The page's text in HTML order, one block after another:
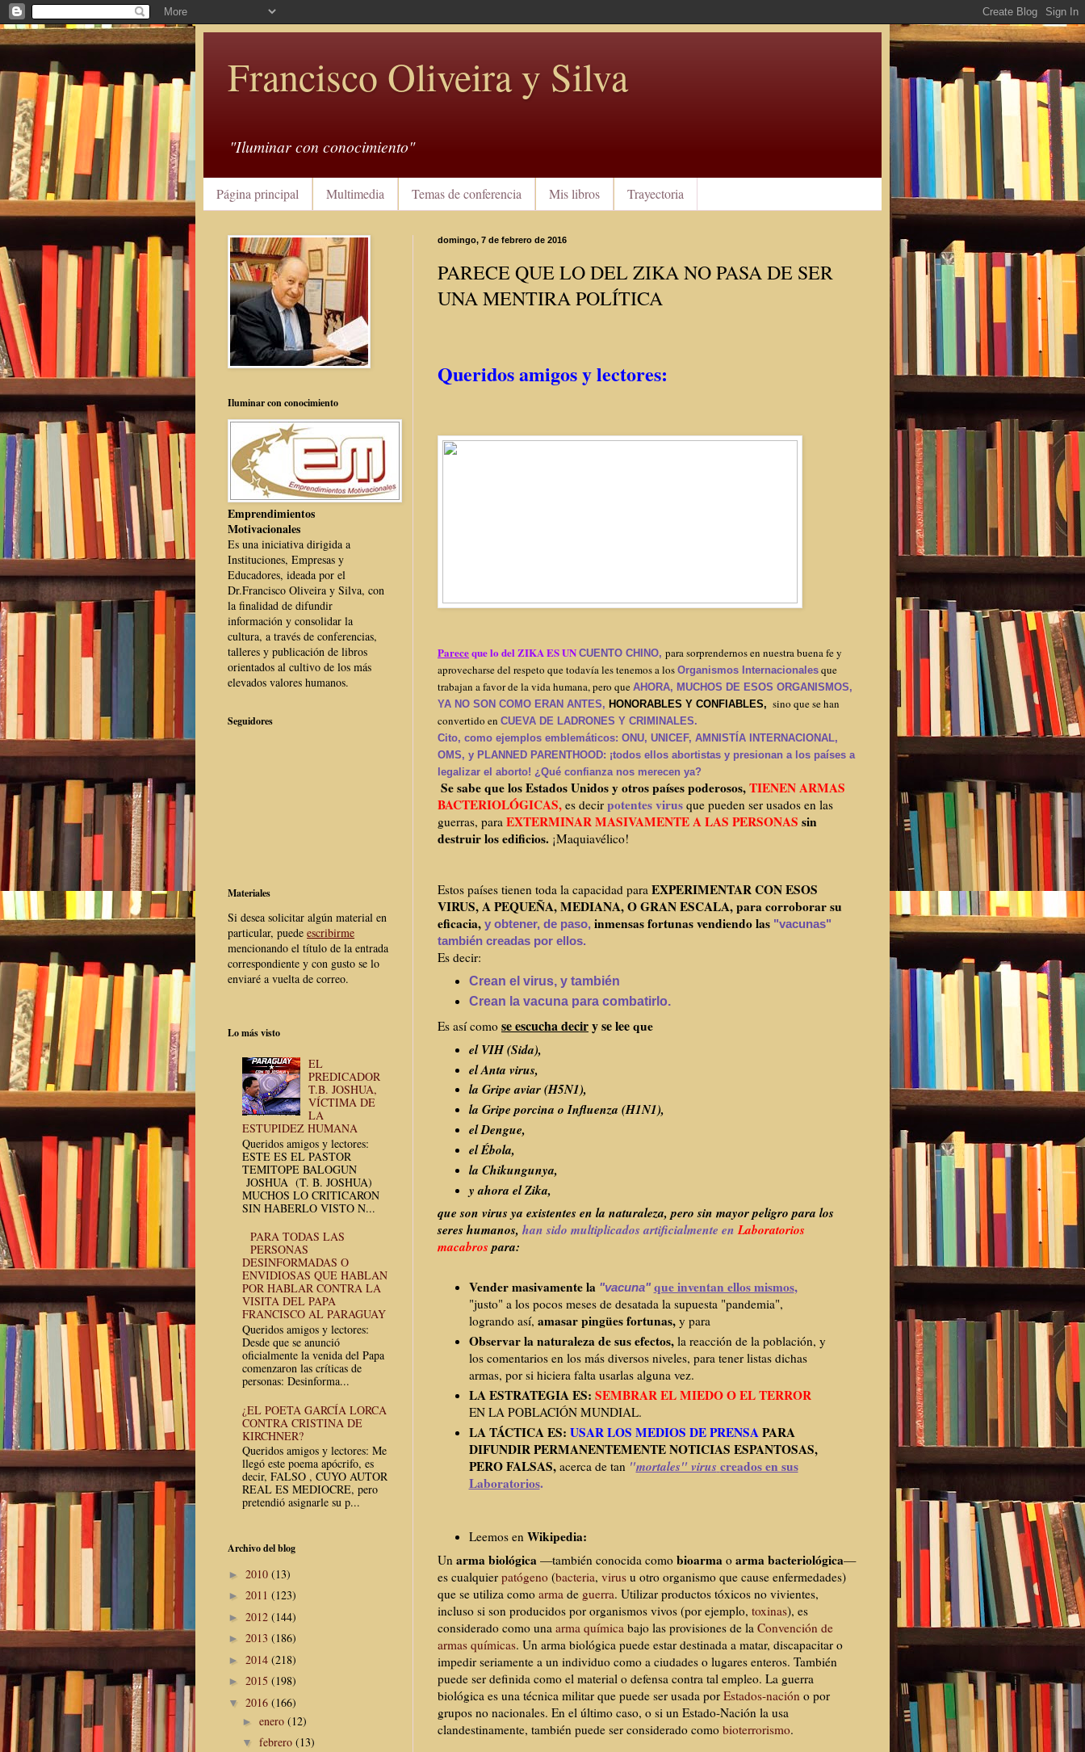
Francisco Oliveira y Silva
"Iluminar con conocimiento"
Página principal Multimedia Temas de conferencia Mis libros Trayectoria
domingo, 7 de febrero de 2016
PARECE QUE LO DEL ZIKA NO PASA DE SER
UNA MENTIRA POLÍTICA
Queridos amigos y lectores:
Pareceque lo del ZIKAES UN CUENTO CHINO, para sorprendernos en nuestra buena fe y
aprovecharse del respeto que todavía les tenemos a los Organismos Internacionales que
trabajan a favor de la vida humana, pero que AHORA, MUCHOS DE ESOS ORGANISMOS,
YA NO SON COMO ERAN ANTES, HONORABLES Y CONFIABLES, sino que se han
convertido en CUEVA DE LADRONES Y CRIMINALES.
Cito, como ejemplos emblemáticos: ONU, UNICEF, AMNISTÍA INTERNACIONAL,
OMS, y PLANNED PARENTHOOD: ¡todos ellos abortistas y presionan a los países a
legalizar el aborto! ¿Qué confianza nos merecen ya?
Se sabe que los Estados Unidos y otros países poderosos,TIENEN ARMAS
BACTERIOLÓGICAS, es decir potentes virus que pueden ser usados en las
guerras, para EXTERMINAR MASIVAMENTE A LAS PERSONAS sin
destruir los edificios. ¡Maquiavélico!
Estos países tienen toda la capacidad para EXPERIMENTAR CON ESOS
VIRUS, A PEQUEÑA, MEDIANA, O GRAN ESCALA, para corroborar su
eficacia, y obtener, de paso, inmensas fortunas vendiendo las "vacunas"
también creadas por ellos.
Es decir:
Crean el virus, y también
Crean la vacuna para combatirlo.
Es así como se escucha deciry se leeque
el VIH (Sida),
el Anta virus,
la Gripe aviar (H5N1),
la Gripe porcina o Influenza (H1N1),
el Dengue,
el Ébola,
la Chikungunya,
y ahora el Zika,
que son virus ya existentes en la naturaleza, pero sin mayor peligro para los
seres humanos, han sido multiplicados artificialmente enLaboratorios
macabrospara:
Vender masivamente la "vacuna" que inventan ellos mismos,
"justo" a los pocos meses de desatada la supuesta "pandemia",
logrando así, amasar pingües fortunas,y para
Observar la naturaleza de sus efectos, la reacción de la población, y
los comentarios en los más diversos niveles, para tener listas dichas
armas, por si hiciera falta usarlas alguna vez.
LA ESTRATEGIA ES: SEMBRAR EL MIEDO O EL TERROR
EN LA POBLACIÓN MUNDIAL.
LA TÁCTICA ES: USAR LOS MEDIOS DE PRENSA PARA
DIFUNDIR PERMANENTEMENTE NOTICIAS ESPANTOSAS,
PERO FALSAS,acerca de tan "mortales" virus creados en sus
Laboratorios.
Leemos en Wikipedia:
Un arma biológica —también conocida como bioarma o arma bacteriológica—
es cualquier patógeno (bacteria, virus u otro organismo que cause enfermedades)
que se utiliza como arma de guerra. Utilizar productos tóxicos no vivientes,
incluso si son producidos por organismos vivos (por ejemplo, toxinas), es
considerado como una arma química bajo las provisiones de la Convención de
armas químicas. Un arma biológica puede estar destinada a matar, discapacitar o
impedir seriamente a un individuo como a ciudades o lugares enteros. También
puede ser definida como el material o defensa contra tal empleo. La guerra
biológica es una técnica militar que puede ser usada por Estados-nación o por
grupos no nacionales. En el último caso, o si un Estado-Nación la usa
clandestinamente, también puede ser considerado como bioterrorismo.
Iluminar con conocimiento
Emprendimientos
Motivacionales
Es una iniciativa dirigida a
Instituciones, Empresas y
Educadores, ideada por el
Dr.Francisco Oliveira y Silva, con
la finalidad de difundir
información y consolidar la
cultura, a través de conferencias,
talleres y publicación de libros
orientados al cultivo de los más
elevados valores humanos.
Seguidores
Materiales
Si desea solicitar algún material en
particular, puede escribirme
mencionando el título de la entrada
correspondiente y con gusto se lo
enviaré a vuelta de correo.
Lo más visto
EL
PREDICADOR
T.B. JOSHUA,
VÍCTIMA DE
LA
ESTUPIDEZ HUMANA
Queridos amigos y lectores:
ESTE ES EL PASTOR
TEMITOPE BALOGUN
JOSHUA (T. B. JOSHUA)
MUCHOS LO CRITICARON
SIN HABERLO VISTO N...
PARA TODAS LAS
PERSONAS
DESINFORMADAS O
ENVIDIOSAS QUE HABLAN
POR HABLAR CONTRA LA
VISITA DEL PAPA
FRANCISCO AL PARAGUAY
Queridos amigos y lectores:
Desde que se anunció
oficialmente la venida del Papa
comenzaron las críticas de
personas: Desinforma...
¿EL POETA GARCÍA LORCA
CONTRA CRISTINA DE
KIRCHNER?
Queridos amigos y lectores: Me
llegó este poema apócrifo, es
decir, FALSO , CUYO AUTOR
REAL ES MEDIOCRE, pero
pretendió asignarle su p...
Archivo del blog
► 2010 (13)
► 2011 (123)
► 2012 (144)
► 2013 (186)
► 2014 (218)
► 2015 (198)
▼ 2016 (166)
► enero (12)
▼ febrero (13)